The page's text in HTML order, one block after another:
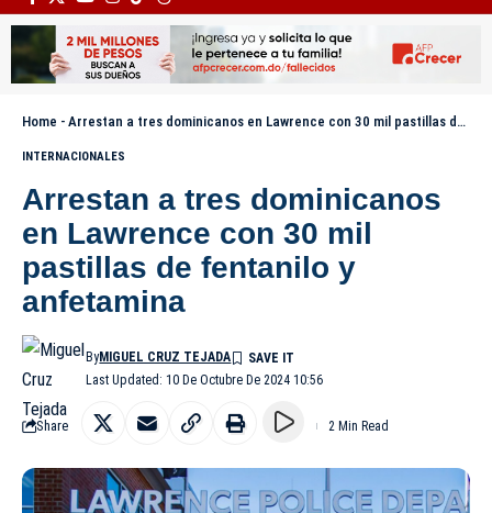
Home - Arrestan a tres dominicanos en Lawrence con 30 mil pastillas de fentanilo y anfetamina
INTERNACIONALES
Arrestan a tres dominicanos
en Lawrence con 30 mil
pastillas de fentanilo y
anfetamina
Last Updated: 10 De Octubre De 2024 10:56
ByMIGUEL CRUZ TEJADA
Share 2 Min Read